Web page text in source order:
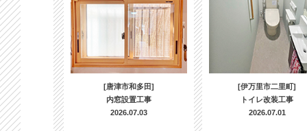
[唐津市和多田]
内窓設置工事
2026.07.03
[伊万里市二里町]
トイレ改装工事
2026.07.01